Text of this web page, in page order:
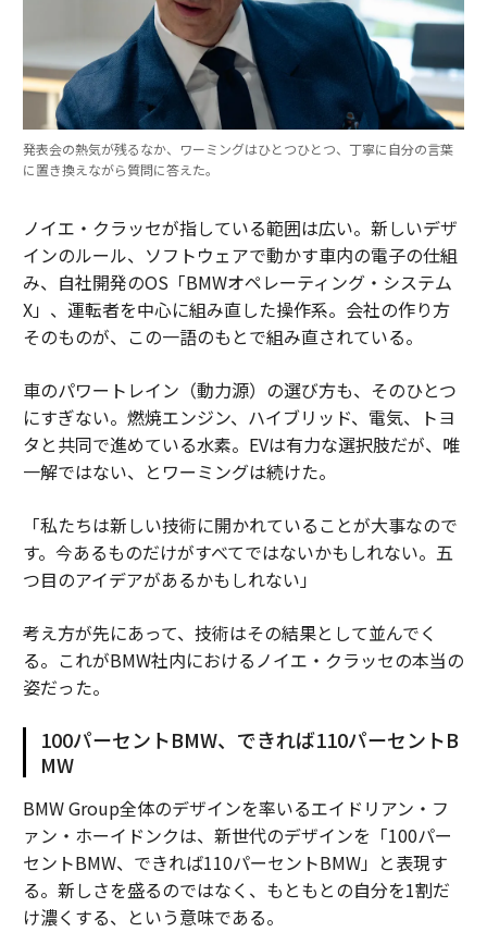
発表会の熱気が残るなか、ワーミングはひとつひとつ、丁寧に自分の言葉
に置き換えながら質問に答えた。
ノイエ・クラッセが指している範囲は広い。新しいデザ
インのルール、ソフトウェアで動かす車内の電子の仕組
み、自社開発のOS「BMWオペレーティング・システム
X」、運転者を中心に組み直した操作系。会社の作り方
そのものが、この一語のもとで組み直されている。
車のパワートレイン（動力源）の選び方も、そのひとつ
にすぎない。燃焼エンジン、ハイブリッド、電気、トヨ
タと共同で進めている水素。EVは有力な選択肢だが、唯
一解ではない、とワーミングは続けた。
「私たちは新しい技術に開かれていることが大事なので
す。今あるものだけがすべてではないかもしれない。五
つ目のアイデアがあるかもしれない」
考え方が先にあって、技術はその結果として並んでく
る。これがBMW社内におけるノイエ・クラッセの本当の
姿だった。
100パーセントBMW、できれば110パーセントB
MW
BMW Group全体のデザインを率いるエイドリアン・フ
ァン・ホーイドンクは、新世代のデザインを「100パー
セントBMW、できれば110パーセントBMW」と表現す
る。新しさを盛るのではなく、もともとの自分を1割だ
け濃くする、という意味である。